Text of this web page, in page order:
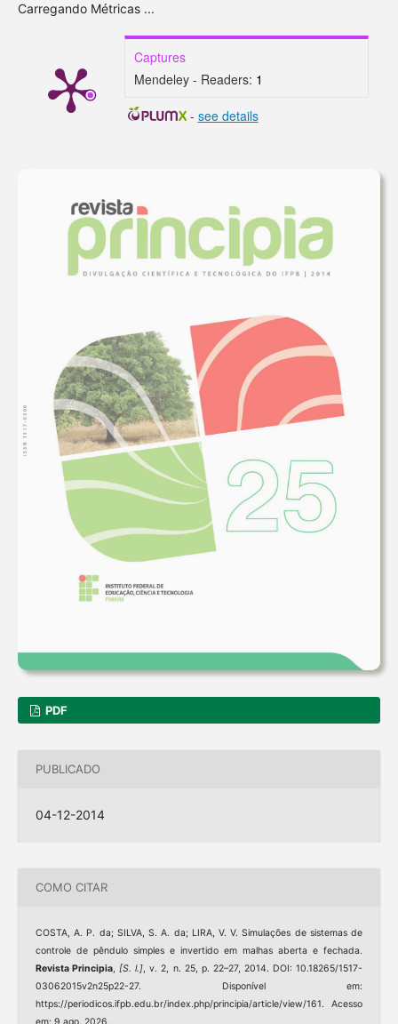
Carregando Métricas ...
Captures
Mendeley - Readers: 1
- see details
PDF
PUBLICADO
04-12-2014
COMO CITAR
COSTA, A. P. da; SILVA, S. A. da; LIRA, V. V. Simulações de sistemas de
controle de pêndulo simples e invertido em malhas aberta e fechada.
Revista Principia,[S. l.], v. 2, n. 25, p. 22–27, 2014. DOI: 10.18265/1517-
03062015v2n25p22-27. Disponível em:
https://periodicos.ifpb.edu.br/index.php/principia/article/view/161. Acesso